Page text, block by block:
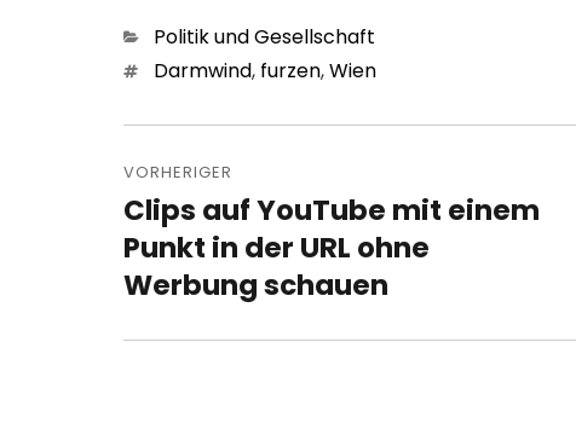
Kategorien
Politik und Gesellschaft
Schlagwörter
Darmwind, furzen,Wien
VORHERIGER
Vorheriger
Beitrag:
Clips auf YouTube mit einem
Punkt in der URL ohne
Werbung schauen